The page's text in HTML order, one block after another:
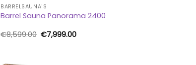
BARRELSAUNA'S
Barrel Sauna Panorama 2400
€8,599.00 Oorspronkelijke
prijs
€7,999.00Huidige